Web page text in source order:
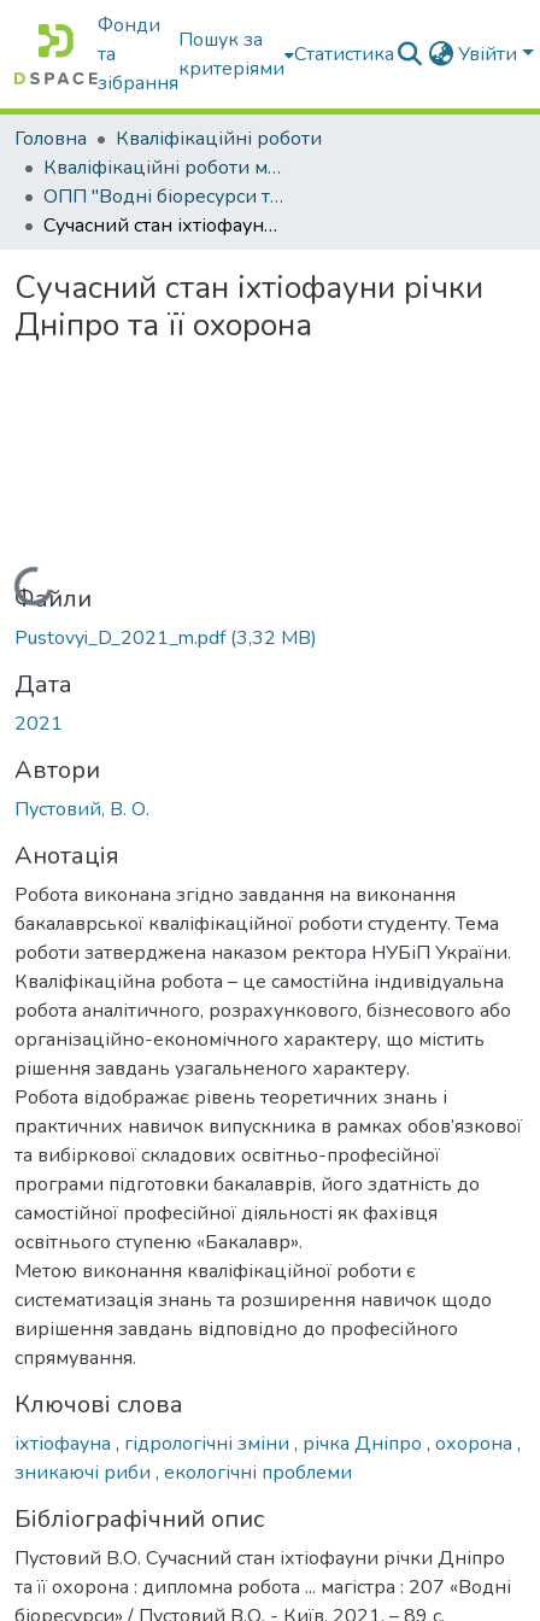
Фонди
та
зібрання
Пошук за
критеріями
Статистика Увійти
Головна
Кваліфікаційні роботи
Кваліфікаційні роботи магістрів
ОПП "Водні біоресурси та аквакультура"
Сучасний стан іхтіофауни річки Дніпро та її охорона
Сучасний стан іхтіофауни річки
Дніпро та її охорона
Вантажиться...
Файли
Pustovyi_D_2021_m.pdf(3,32 MB)
Дата
2021
Автори
Пустовий, В. О.
Анотація
Робота виконана згідно завдання на виконання
бакалаврської кваліфікаційної роботи студенту. Тема
роботи затверджена наказом ректора НУБіП України.
Кваліфікаційна робота – це самостійна індивідуальна
робота аналітичного, розрахункового, бізнесового або
організаційно-економічного характеру, що містить
рішення завдань узагальненого характеру.
Робота відображає рівень теоретичних знань і
практичних навичок випускника в рамках обов’язкової
та вибіркової складових освітньо-професійної
програми підготовки бакалаврів, його здатність до
самостійної професійної діяльності як фахівця
освітнього ступеню «Бакалавр».
Метою виконання кваліфікаційної роботи є
систематизація знань та розширення навичок щодо
вирішення завдань відповідно до професійного
спрямування.
Ключові слова
іхтіофауна , гідрологічні зміни , річка Дніпро , охорона ,
зникаючі риби , екологічні проблеми
Бібліографічний опис
Пустовий В.О. Сучасний стан іхтіофауни річки Дніпро
та її охорона : дипломна робота ... магістра : 207 «Водні